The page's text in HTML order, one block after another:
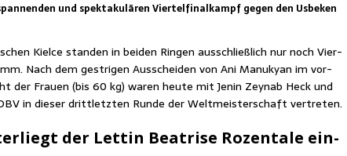
und spektakulären Viertelfinalkampf gegen den Usbeken
Kiel­ce stan­den in bei­den Rin­gen aus­schließ­lich nur noch Vier­
Nach dem gest­ri­gen Aus­schei­den von Ani Manuk­yan im vor­
der Frau­en (bis 60 kg) waren heu­te mit Jenin Zey­n­ab Heck und
in die­ser dritt­letz­ten Run­de der Welt­meis­ter­schaft vertreten.
der Let­tin Bea­tri­se Rozenta­le ein­